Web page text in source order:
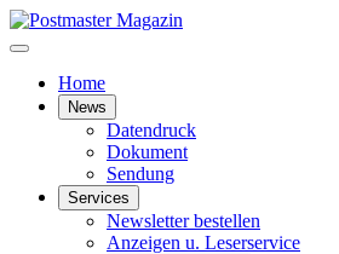
Home
News
Datendruck
Dokument
Sendung
Services
Newsletter bestellen
Anzeigen u. Leserservice